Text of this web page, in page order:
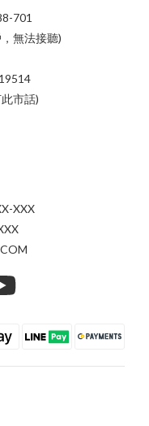
701
無法接聽)
市話)
XXX